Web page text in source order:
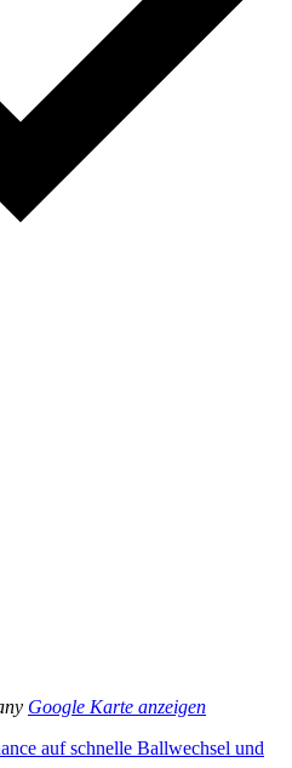
Google Karte anzeigen
auf schnelle Ballwechsel und